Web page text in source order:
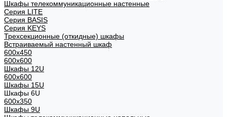
Шкафы телекоммуникационные настенные
Cерия LITE
Cерия BASIS
Cерия KEYS
Трехсекционные (откидные) шкафы
Встраиваемый настенный шкаф
600x450
600x600
Шкафы 12U
600x600
Шкафы 15U
Шкафы 6U
600x350
Шкафы 9U